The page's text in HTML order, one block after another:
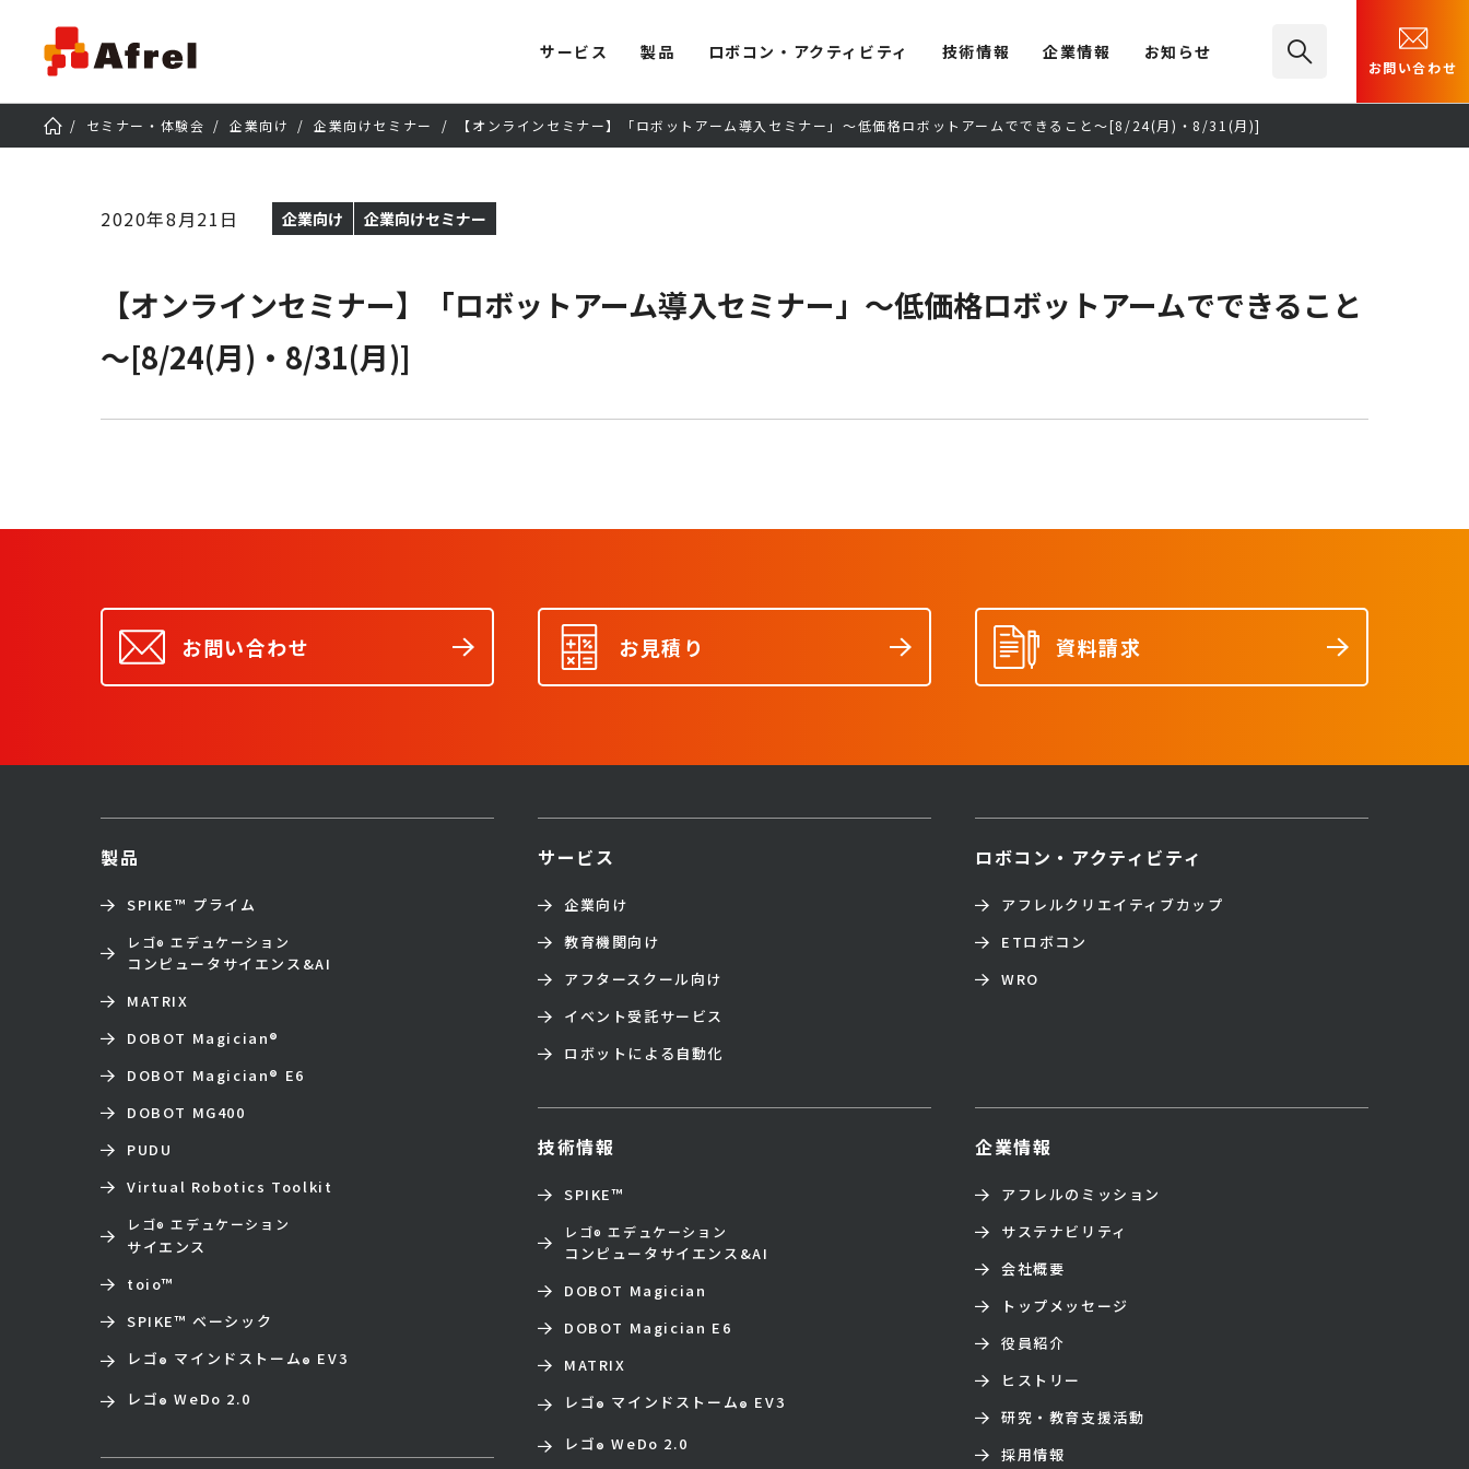
サービス 製品 ロボコン・アクティビティ 技術情報 企業情報 お知らせ
お問い合わせ
セミナー・体験会 企業向け 企業向けセミナー 【オンラインセミナー】「ロボットアーム導入セミナー」～低価格ロボットアームでできること～[8/24(月)・8/31(月)]
2020年8月21日 企業向け 企業向けセミナー
【オンラインセミナー】「ロボットアーム導入セミナー」～低価格ロボットアームでできること
～[8/24(月)・8/31(月)]
お問い合わせ お見積り 資料請求
サービス
企業向け
教育機関向け
アフタースクール向け
イベント受託サービス
ロボットによる自動化
製品
SPIKE™ プライム
レゴ® エデュケーション
コンピュータサイエンス&AI
MATRIX
DOBOT Magician®
DOBOT Magician® E6
DOBOT MG400
PUDU
Virtual Robotics Toolkit
レゴ® エデュケーション
サイエンス
toio™
SPIKE™ ベーシック
レゴ® マインドストーム® EV3
レゴ® WeDo 2.0
ロボコン・アクティビティ
アフレルクリエイティブカップ
ETロボコン
WRO
技術情報
SPIKE™
レゴ® エデュケーション
コンピュータサイエンス&AI
DOBOT Magician
DOBOT Magician E6
MATRIX
レゴ® マインドストーム® EV3
レゴ® WeDo 2.0
企業情報
アフレルのミッション
サステナビリティ
会社概要
トップメッセージ
役員紹介
ヒストリー
研究・教育支援活動
採用情報